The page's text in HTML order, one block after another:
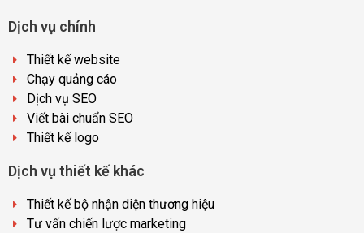
Dịch vụ chính
Thiết kế website
Chạy quảng cáo
Dịch vụ SEO
Viết bài chuẩn SEO
Thiết kế logo
Dịch vụ thiết kế khác
Thiết kế bộ nhận diện thương hiệu
Tư vấn chiến lược marketing